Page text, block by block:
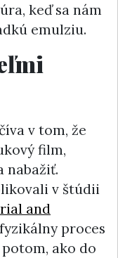
keď sa nám
emulziu.
v tom, že
film,
nabažiť.
v štúdii
and
proces
ako do